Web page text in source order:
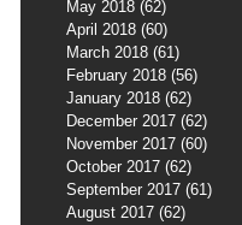
May 2018 (62)
April 2018 (60)
March 2018 (61)
February 2018 (56)
January 2018 (62)
December 2017 (62)
November 2017 (60)
October 2017 (62)
September 2017 (61)
August 2017 (62)